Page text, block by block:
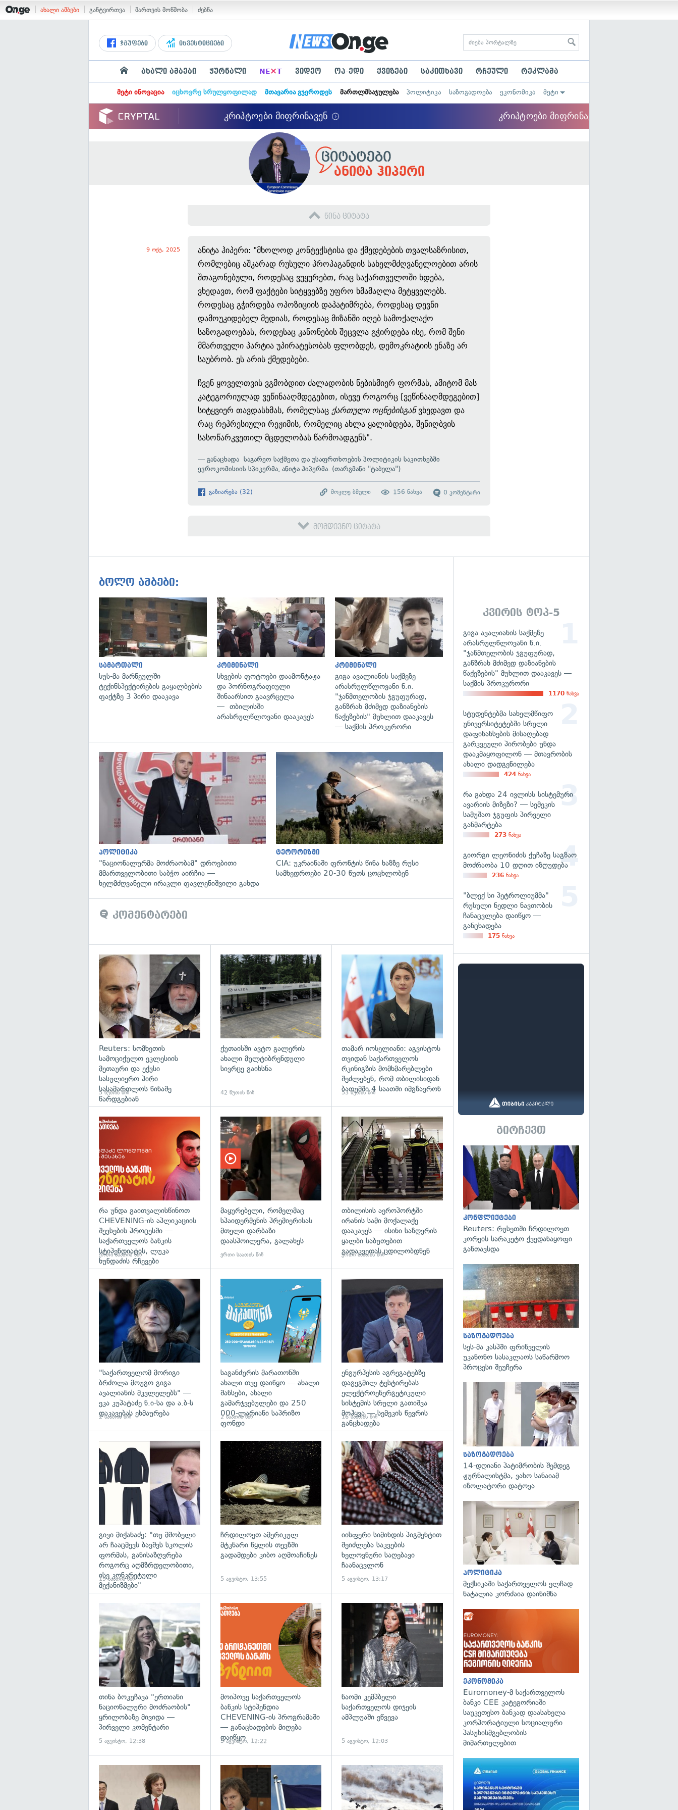
ახალი ამბები განტვირთვა მართვის მოწმობა ძებნა
ჯგუფები ინვესტიციები
ახალი ამბები ჟურნალი NE×T ვიდეო ოპ-ედი ქვიზები საკითხავი რჩეული რეკლამა
მეტი ინოვაცია იცხოვრე სრულყოფილად მთავარია გჯეროდეს მართლმსაჯულება პოლიტიკა საზოგადოება ეკონომიკა მეტი
ანიტა ჰიპერი
წინა ციტატა
9 ოქტ, 2025
ანიტა ჰიპერი: "მხოლოდ კონტექსტისა და ქმედებების თვალსაზრისით,
რომლებიც აშკარად რუსული პროპაგანდის სახელმძღვანელოებით არის
შთაგონებული, როდესაც ვუყურებთ, რაც საქართველოში ხდება,
ვხედავთ, რომ ფაქტები სიტყვებზე უფრო ხმამაღლა მეტყველებს.
როდესაც გჭირდება ოპოზიციის დაპატიმრება, როდესაც დევნი
დამოუკიდებელ მედიას, როდესაც მიზანში იღებ სამოქალაქო
საზოგადოებას, როდესაც კანონების შეცვლა გჭირდება ისე, რომ შენი
მმართველი პარტია უპირატესობას ფლობდეს, დემოკრატიის ენაზე არ
საუბრობ. ეს არის ქმედებები.
ჩვენ ყოველთვის ვგმობდით ძალადობის ნებისმიერ ფორმას, ამიტომ მას
კატეგორიულად ვეწინააღმდეგებით, ისევე როგორც [ვეწინააღმდეგებით]
სიტყვიერ თავდასხმას, რომელსაც ქართული ოცნებისგანვხედავთ და
რაც რეპრესიული რეჟიმის, რომელიც ახლა ყალიბდება, შენიღბვის
სასოწარკვეთილ მცდელობას წარმოადგენს".
— განაცხადა საგარეო საქმეთა და უსაფრთხოების პოლიტიკის საკითხებში
ევროკომისიის სპიკერმა, ანიტა ჰიპერმა. (თარგმანი "ტაბულა")
გაზიარება (32) 0 კომენტარი
156 ნახვა
მოკლე ბმული
მომდევნო ციტატა
ბოლო ამბები:
გადახედვა
სამართალი
სუს-მა მარნეულში
ტექინსპექტირების გაყალბების
ფაქტზე 3 პირი დააკავა
გადახედვა
კრიმინალი
სხვების ფოტოები დაამონტაჟა
და პორნოგრაფიული
შინაარსით გაავრცელა
— თბილისში
არასრულწლოვანი დააკავეს
გადახედვა
კრიმინალი
გიგა ავალიანის საქმეზე
არასრულწლოვანი ნ.ი.
"ჯანმთელობის ჯგუფურად,
განზრახ მძიმედ დაზიანების
წაქეზების" მუხლით დააკავეს
— საქმის პროკურორი
პოლიტიკა
"ნაციონალურმა მოძრაობამ" დროებითი
მმართველობითი საბჭო აირჩია —
ხელმძღვანელი ირაკლი ფავლენიშვილი გახდა
გადახედვა
ტერორიზმი
CIA: უკრაინაში ფრონტის წინა ხაზზე რუსი
სამხედროები 20-30 წუთს ცოცხლობენ
კომენტარები
გადახედვა
Reuters: სომხეთის
სამოციქულო ეკლესიის
მეთაური და ექვსი
სასულიერო პირი
სასამართლოს წინაშე
წარდგებიან
5 წუთის წინ
ქუთაისში ავტო გალერის
ახალი მულტიბრენდული
სივრცე გაიხსნა
42 წუთის წინ
გადახედვა
თამარ იოსელიანი: აგვისტოს
თვიდან საქართველოს
რკინიგზის მომხმარებლები
შეძლებენ, რომ თბილისიდან
ბათუმში 4 საათში იმგზავრონ
53 წუთის წინ
რა უნდა გაითვალისწინოთ
CHEVENING-ის აპლიკაციის
შევსების პროცესში —
საქართველოს ბანკის
სტიპენდიატის, ლუკა
ხუნდაძის რჩევები
ერთი საათის წინ
მაყურებელი, რომელმაც
სპაიდერმენის პრემიერისას
მთელი დარბაზი
დაასპოილერა, გალახეს
ერთი საათის წინ
თბილისის აეროპორტში
ირანის სამი მოქალაქე
დააკავეს — ისინი საზღვრის
ყალბი საბუთებით
გადაკვეთას ცდილობდნენ
ერთი საათის წინ
"საქართველომ მორიგი
ბრძოლა მოუგო გიგა
ავალიანის მკვლელებს" —
ეკა კუპატაძე ნ.ი-სა და ა.ბ-ს
დაკავებას ეხმაურება
2 საათის წინ
საგანძურის მარათონში
ახალი თვე დაიწყო — ახალი
შანსები, ახალი
გამარჯვებულები და 250
000-ლარიანი საპრიზო
ფონდი
2 საათის წინ
გადახედვა
ენგურჰესის აგრეგატებზე
დაგეგმილ ტესტირებას
ელექტროენერგეტიკული
სისტემის სრული გათიშვა
მოჰყვა — სემეკის წევრის
განცხადება
16 საათის წინ
გადახედვა
გივი მიქანაძე: "თუ მშობელი
არ ჩააცმევს ბავშვს სკოლის
ფორმას, განისაზღვრება
როგორც აღმზრდელობითი,
ისე კონკრეტული
მექანიზმები"
19 საათის წინ
გადახედვა
ჩრდილოეთ ამერიკულ
მტკნარი წყლის თევზში
გადამდები კიბო აღმოაჩინეს
5 აგვისტო, 13:55
გადახედვა
იისფერი სიმინდის პიგმენტით
შეიძლება საკვების
ხელოვნური საღებავი
ჩაანაცვლონ
5 აგვისტო, 13:17
გადახედვა
თინა ბოკუჩავა "ერთიანი
ნაციონალური მოძრაობის"
ყრილობაზე მივიდა —
პირველი კომენტარი
5 აგვისტო, 12:38
მოიპოვე საქართველოს
ბანკის სტიპენდია
CHEVENING-ის პროგრამაში
— განაცხადების მიღება
დაიწყო
5 აგვისტო, 12:22
გადახედვა
ნაომი კემპბელი
საქართველოს დიჯეის
ამპლუაში ეწვევა
5 აგვისტო, 12:03
გადახედვა გადახედვა გადახედვა
კვირის ტოპ-5
გიგა ავალიანის საქმეზე
არასრულწლოვანი ნ.ი.
"ჯანმთელობის ჯგუფურად,
განზრახ მძიმედ დაზიანების
წაქეზების" მუხლით დააკავეს —
საქმის პროკურორი
1170 ნახვა
სტუდენტებმა სახელმწიფო
უნივერსიტეტებში სრული
დაფინანსების მისაღებად
გარკვეული პირობები უნდა
დააკმაყოფილონ — მთავრობის
ახალი დადგენილება
424 ნახვა
რა გახდა 24 ივლისს სისტემური
ავარიის მიზეზი? — სემეკის
სამუშაო ჯგუფის პირველი
განმარტება
273 ნახვა
გიორგი ლეონიძის ქუჩაზე საგზაო
მოძრაობა 10 დღით იზღუდება
236 ნახვა
"ბლექ სი პეტროლიუმმა"
რუსული ნედლი ნავთობის
ჩანაცვლება დაიწყო —
განცხადება
175 ნახვა
გირჩევთ
კონფლიქტები
Reuters: რუსეთში ჩრდილოეთ
კორეის სარაკეტო ქვედანაყოფი
განთავსდა
საზოგადოება
სეს-მა კასპში ფრინველის
უკანონო სასაკლაოს საწარმოო
პროცესი შეუჩერა
საზოგადოება
14-დღიანი პატიმრობის შემდეგ
ჟურნალისტმა, ვახო სანაიამ
იზოლატორი დატოვა
პოლიტიკა
მექსიკაში საქართველოს ელჩად
ნატალია კორძაია დაინიშნა
ეკონომიკა
Euromoney-მ საქართველოს
ბანკი CEE კატეგორიაში
საუკეთესო ბანკად დაასახელა
კორპორატიული სოციალური
პასუხისმგებლობის
მიმართულებით